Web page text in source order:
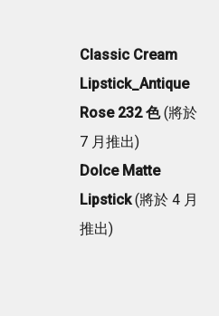
Classic Cream
Lipstick_Antique
Rose 232 色(將於
7 月推出)
Dolce Matte
Lipstick(將於 4 月
推出)